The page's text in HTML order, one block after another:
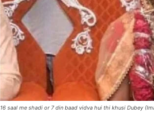
16 saal me shadi or 7 din baad vidva hui thi khusi Dubey